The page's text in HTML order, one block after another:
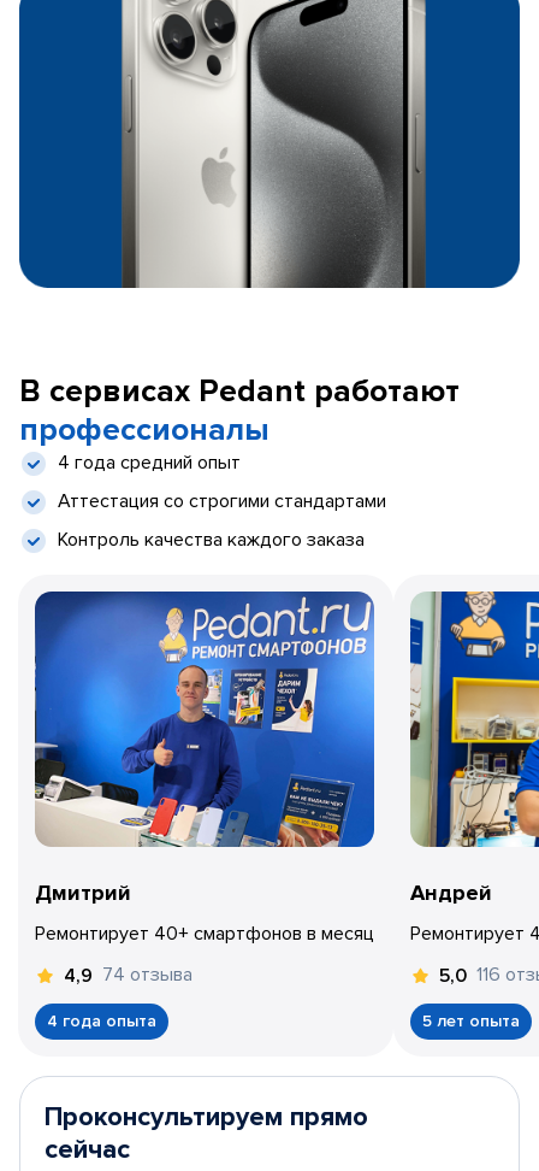
В сервисах Pedant работают
профессионалы
4 года средний опыт
Аттестация со строгими стандартами
Контроль качества каждого заказа
Дмитрий
Ремонтирует 40+ смартфонов в месяц
4,9 74 отзыва
4 года опыта
Андрей
Ремонтирует
5,0 116
5 лет опыта
Проконсультируем прямо
сейчас